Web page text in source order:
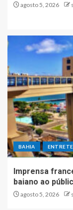
agosto 5, 2026
BAHIA
Imprensa
baiano ao
agosto 5, 2026